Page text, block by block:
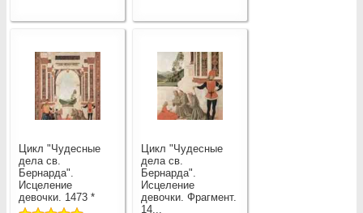
Цикл "Чудесные
дела св.
Бернарда".
Исцеление
девочки. 1473 *
Цикл "Чудесные
дела св.
Бернарда".
Исцеление
девочки. Фрагмент.
14...